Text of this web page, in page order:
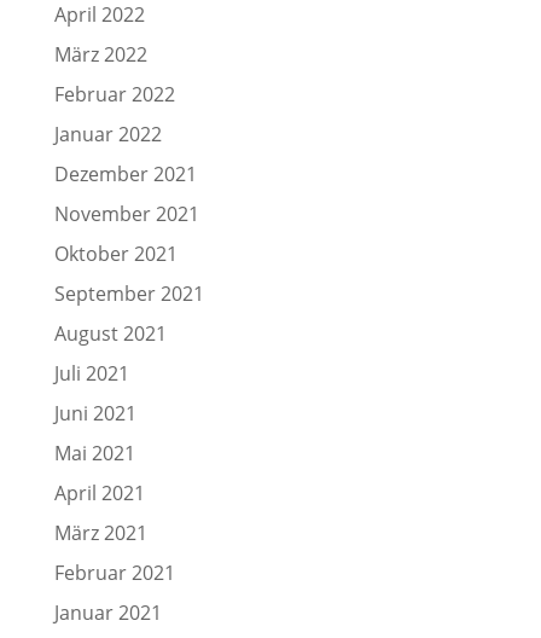
April 2022
März 2022
Februar 2022
Januar 2022
Dezember 2021
November 2021
Oktober 2021
September 2021
August 2021
Juli 2021
Juni 2021
Mai 2021
April 2021
März 2021
Februar 2021
Januar 2021